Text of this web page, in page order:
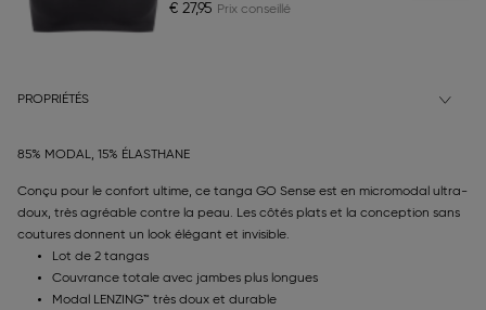
€ 27,95
PROPRIÉTÉS
85% MODAL, 15% ÉLASTHANE
Conçu pour le confort ultime, ce tanga GO Sense est en micromodal ultra-
doux, très agréable contre la peau. Les côtés plats et la conception sans
coutures donnent un look élégant et invisible.
Lot de 2 tangas
Couvrance totale avec jambes plus longues
Modal LENZING™ très doux et durable